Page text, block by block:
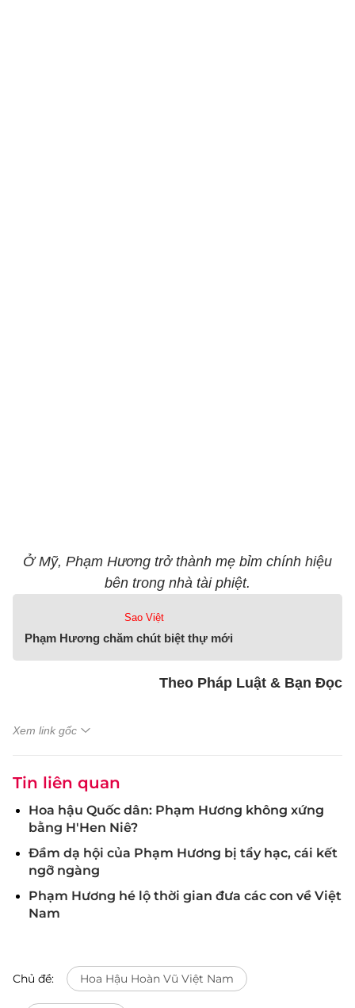
Ở Mỹ, Phạm Hương trở thành mẹ bỉm chính hiệu
bên trong nhà tài phiệt.
Sao Việt
Phạm Hương chăm chút biệt thự mới
Theo Pháp Luật & Bạn Đọc
Xem link gốc
Tin liên quan
Hoa hậu Quốc dân: Phạm Hương không xứng
bằng H'Hen Niê?
Đầm dạ hội của Phạm Hương bị tẩy hạc, cái kết
ngỡ ngàng
Phạm Hương hé lộ thời gian đưa các con về Việt
Nam
Chủ đề: Hoa Hậu Hoàn Vũ Việt Nam